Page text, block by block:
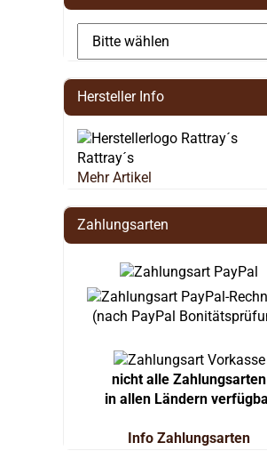
Hersteller Info
Rattray´s
Mehr Artikel
Zahlungsarten
(nach PayPal
nicht alle Zahlungsarten
in allen Ländern
Info Zahlungsarten